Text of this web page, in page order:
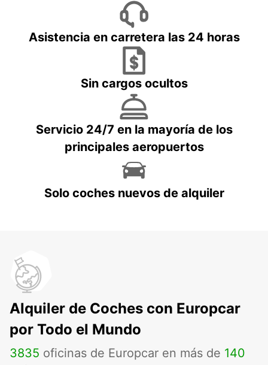
Asistencia en carretera las 24 horas
Sin cargos ocultos
Servicio 24/7 en la mayoría de los
principales aeropuertos
Solo coches nuevos de alquiler
Alquiler de Coches con Europcar
por Todo el Mundo
3835 oficinas de Europcar en más de 140